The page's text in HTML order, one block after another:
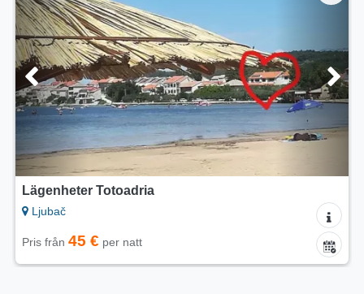
Lägenheter Totoadria
Ljubač
Pris från 45 € per natt